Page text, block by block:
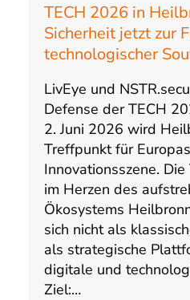
TECH 2026 in
Sicherheit jetzt zur
technologischer
LivEye und
Defense der TECH
2. Juni 2026 wird
Treffpunkt für
Innovationsszene.
im Herzen des
Ökosystems
sich nicht als
als strategische
digitale und
Ziel:…